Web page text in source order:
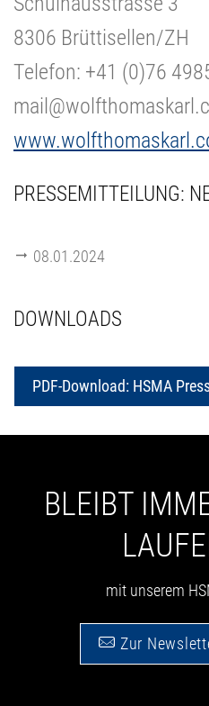
8306 Brüttisellen/ZH
Telefon: +41 (0)76
PRESSEMITTEILUNG:
08.01.2024
DOWNLOADS
PDF-Download: HSMA
BLEIBT
mit unserem
Zur